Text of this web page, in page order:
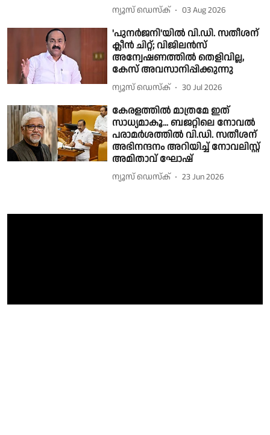
ന്യൂസ് ഡെസ്ക് 03 Aug 2026
'പുനർജനി'യില്‍ വി.ഡി. സതീശന്
ക്ലീന്‍ ചിറ്റ്; വിജിലൻസ്
അന്വേഷണത്തിൽ തെളിവില്ല,
കേസ് അവസാനിപ്പിക്കുന്നു
ന്യൂസ് ഡെസ്ക് 30 Jul 2026
കേരളത്തില്‍ മാത്രമേ ഇത്
സാധ്യമാകൂ... ബജറ്റിലെ നോവല്‍
പരാമര്‍ശത്തിൽ വി.ഡി. സതീശന്
അഭിനന്ദനം അറിയിച്ച് നോവലിസ്റ്റ്
അമിതാവ് ഘോഷ്
ന്യൂസ് ഡെസ്ക് 23 Jun 2026